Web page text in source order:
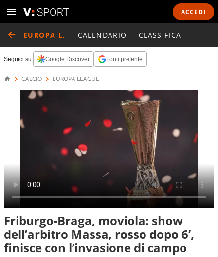
ACCEDI
EUROPA L. CALENDARIO CLASSIFICA
Seguici su: Google Discover Fonti preferite
CALCIO EUROPA LEAGUE
Friburgo-Braga, moviola: show
dell’arbitro Massa, rosso dopo 6’,
finisce con l’invasione di campo